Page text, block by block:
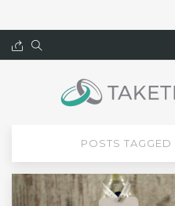
POSTS TAGGED